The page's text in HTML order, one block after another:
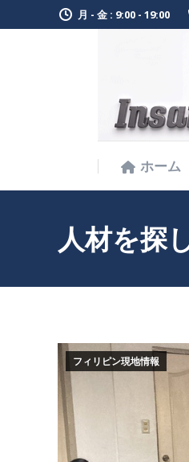
月 - 金 : 9:00 - 19:00
ホーム
人材を探
フィリピン現地情報
ホーム